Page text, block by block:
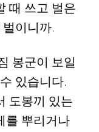
때 쓰고 벌은
이니까.
봉군이 보일
있습니다.
도봉끼 있는
를 뿌리거나